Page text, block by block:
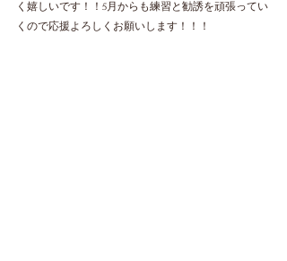
く嬉しいです！！5月からも練習と勧誘を頑張ってい
くので応援よろしくお願いします！！！